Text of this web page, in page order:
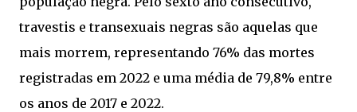
travestis e transexuais negras são aquelas que
mais morrem, representando 76% das mortes
registradas em 2022 e uma média de 79,8% entre
os anos de 2017 e 2022.